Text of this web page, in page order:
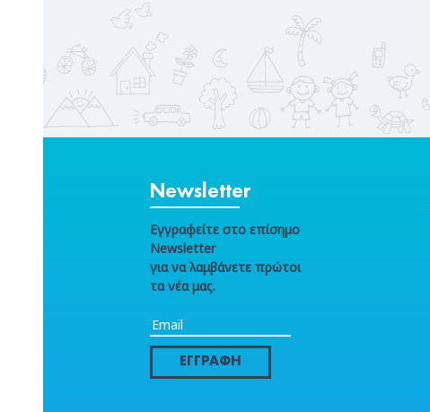
Newsletter
Εγγραφείτε στο επίσημο
Newsletter
για να λαμβάνετε πρώτοι
τα νέα μας.
ΕΓΓΡΑΦΗ